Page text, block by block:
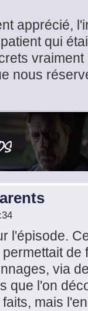
apprécié,
qui
nous
l'épisode.
via
que l'on
mais